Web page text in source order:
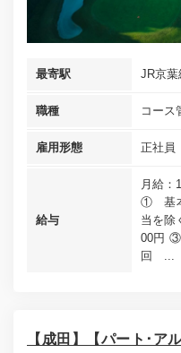
最寄駅 JR京葉
職種 コース
雇用形態 正社員
給与
月給：
① 基本
当を
00円
回 ...
【成田】【パート･ア